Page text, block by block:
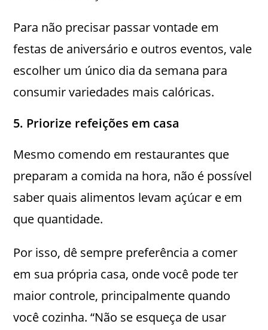
Para não precisar passar vontade em
festas de aniversário e outros eventos, vale
escolher um único dia da semana para
consumir variedades mais calóricas.
5. Priorize refeições em casa
Mesmo comendo em restaurantes que
preparam a comida na hora, não é possível
saber quais alimentos levam açúcar e em
que quantidade.
Por isso, dê sempre preferência a comer
em sua própria casa, onde você pode ter
maior controle, principalmente quando
você cozinha. “Não se esqueça de usar